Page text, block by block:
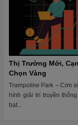
Thị Trường Mới,
Chọn Vàng
Trampoline Park – Cơn
hình giải trí truyền
bạt...